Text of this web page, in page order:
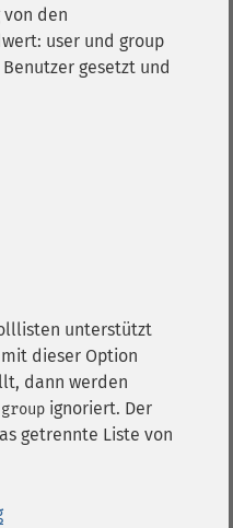
von den
user und group
gesetzt und
unterstützt
dieser Option
dann werden
ignoriert. Der
getrennte Liste von